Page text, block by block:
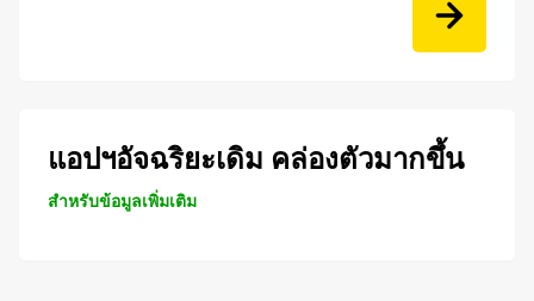
แอปฯอัจฉริยะเดิม คล่องตัวมากขึ้น
สำหรับข้อมูลเพิ่มเติม